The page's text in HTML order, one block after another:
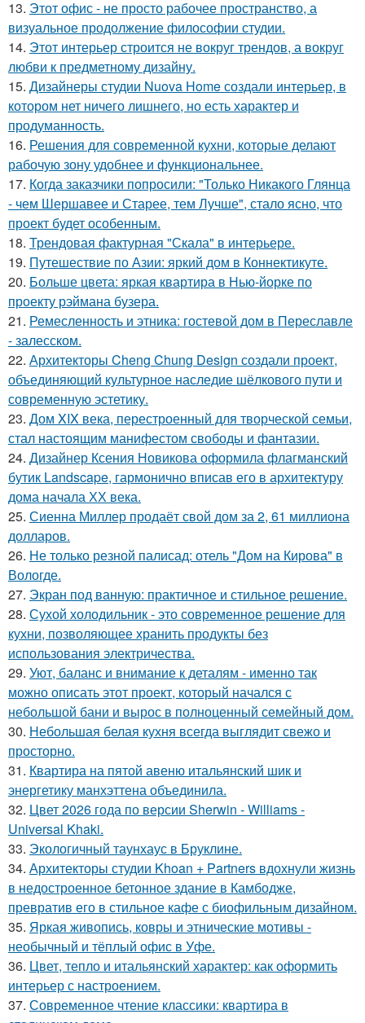
13. Этот офис - не просто рабочее пространство, а
визуальное продолжение философии студии.
14. Этот интерьер строится не вокруг трендов, а вокруг
любви к предметному дизайну.
15. Дизайнеры студии Nuova Home создали интерьер, в
котором нет ничего лишнего, но есть характер и
продуманность.
16. Решения для современной кухни, которые делают
рабочую зону удобнее и функциональнее.
17. Когда заказчики попросили: "Только Никакого Глянца
- чем Шершавее и Старее, тем Лучше", стало ясно, что
проект будет особенным.
18. Трендовая фактурная "Скала" в интерьере.
19. Путешествие по Азии: яркий дом в Коннектикуте.
20. Больше цвета: яркая квартира в Нью-йорке по
проекту рэймана бузера.
21. Ремесленность и этника: гостевой дом в Переславле
- залесском.
22. Архитекторы Cheng Chung Design создали проект,
объединяющий культурное наследие шёлкового пути и
современную эстетику.
23. Дом XIX века, перестроенный для творческой семьи,
стал настоящим манифестом свободы и фантазии.
24. Дизайнер Ксения Новикова оформила флагманский
бутик Landscape, гармонично вписав его в архитектуру
дома начала ХХ века.
25. Сиенна Миллер продаёт свой дом за 2, 61 миллиона
долларов.
26. Не только резной палисад: отель "Дом на Кирова" в
Вологде.
27. Экран под ванную: практичное и стильное решение.
28. Сухой холодильник - это современное решение для
кухни, позволяющее хранить продукты без
использования электричества.
29. Уют, баланс и внимание к деталям - именно так
можно описать этот проект, который начался с
небольшой бани и вырос в полноценный семейный дом.
30. Небольшая белая кухня всегда выглядит свежо и
просторно.
31. Квартира на пятой авеню итальянский шик и
энергетику манхэттена объединила.
32. Цвет 2026 года по версии Sherwin - Williams -
Universal Khaki.
33. Экологичный таунхаус в Бруклине.
34. Архитекторы студии Khoan + Partners вдохнули жизнь
в недостроенное бетонное здание в Камбодже,
превратив его в стильное кафе с биофильным дизайном.
35. Яркая живопись, ковры и этнические мотивы -
необычный и тёплый офис в Уфе.
36. Цвет, тепло и итальянский характер: как оформить
интерьер с настроением.
37. Современное чтение классики: квартира в